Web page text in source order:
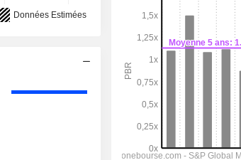
Données Estimées